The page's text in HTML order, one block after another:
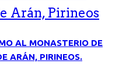
Arán, Pirineos